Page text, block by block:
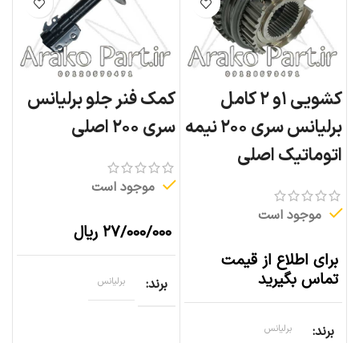
کشویی ۱و ۲ کامل
برلیانس سری ۲۰۰ نیمه
اتوماتیک اصلی
موجود است
برای اطلاع از قیمت
تماس بگیرید
برند برلیانس
کمک فنر جلو برلیانس
سری ۲۰۰ اصلی
موجود است
۲۷/۰۰۰/۰۰۰ ریال
برند برلیانس